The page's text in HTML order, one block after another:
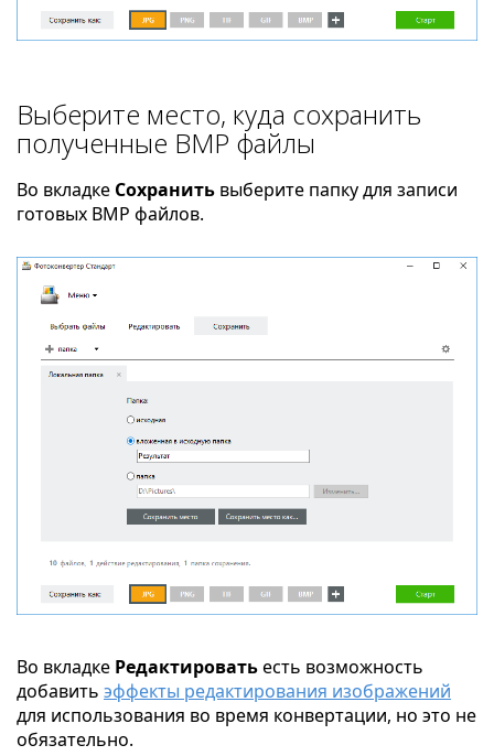
Выберите место, куда сохранить
полученные BMP файлы
Во вкладке Сохранить выберите папку для записи
готовых BMP файлов.
Во вкладке Редактироватьесть возможность
добавить эффекты редактирования изображений
для использования во время конвертации, но это не
обязательно.